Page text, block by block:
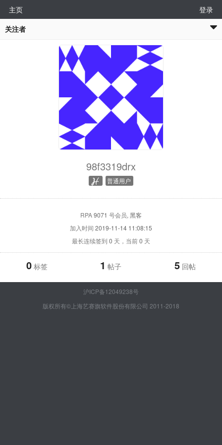
主页
登录
关注者
98f3319drx
普通用户
RPA9071 号会员, 黑客
加入时间 2019-11-14 11:08:15
最长连续签到 0 天，当前0 天
0 标签 1 帖子 5 回帖
沪ICP备12049238号
版权所有©上海艺赛旗软件股份有限公司 2011-2018